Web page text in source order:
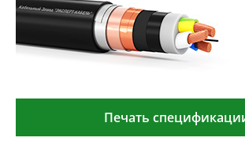
Печать